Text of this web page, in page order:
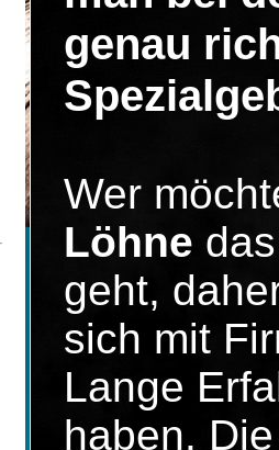
genau
Wer
Löhne
geht,
sich mit
Lange
haben.